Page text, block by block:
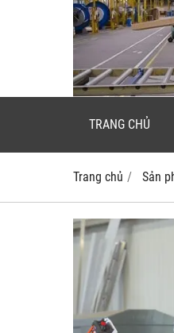
TRANG CHỦ
Trang chủ Sản